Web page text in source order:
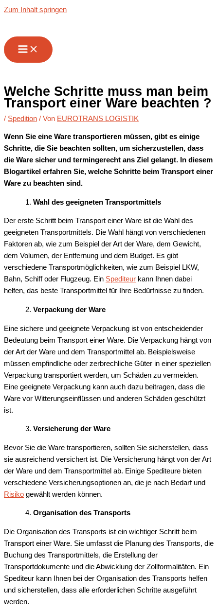
Zum Inhalt springen
Welche Schritte muss man beim
Transport einer Ware beachten ?
/ Spedition / Von EUROTRANS LOGISTIK
Wenn Sie eine Ware transportieren müssen, gibt es einige
Schritte, die Sie beachten sollten, um sicherzustellen, dass
die Ware sicher und termingerecht ans Ziel gelangt. In diesem
Blogartikel erfahren Sie, welche Schritte beim Transport einer
Ware zu beachten sind.
Wahl des geeigneten Transportmittels
Der erste Schritt beim Transport einer Ware ist die Wahl des
geeigneten Transportmittels. Die Wahl hängt von verschiedenen
Faktoren ab, wie zum Beispiel der Art der Ware, dem Gewicht,
dem Volumen, der Entfernung und dem Budget. Es gibt
verschiedene Transportmöglichkeiten, wie zum Beispiel LKW,
Bahn, Schiff oder Flugzeug. Ein Spediteur kann Ihnen dabei
helfen, das beste Transportmittel für Ihre Bedürfnisse zu finden.
Verpackung der Ware
Eine sichere und geeignete Verpackung ist von entscheidender
Bedeutung beim Transport einer Ware. Die Verpackung hängt von
der Art der Ware und dem Transportmittel ab. Beispielsweise
müssen empfindliche oder zerbrechliche Güter in einer speziellen
Verpackung transportiert werden, um Schäden zu vermeiden.
Eine geeignete Verpackung kann auch dazu beitragen, dass die
Ware vor Witterungseinflüssen und anderen Schäden geschützt
ist.
Versicherung der Ware
Bevor Sie die Ware transportieren, sollten Sie sicherstellen, dass
sie ausreichend versichert ist. Die Versicherung hängt von der Art
der Ware und dem Transportmittel ab. Einige Spediteure bieten
verschiedene Versicherungsoptionen an, die je nach Bedarf und
Risiko gewählt werden können.
Organisation des Transports
Die Organisation des Transports ist ein wichtiger Schritt beim
Transport einer Ware. Sie umfasst die Planung des Transports, die
Buchung des Transportmittels, die Erstellung der
Transportdokumente und die Abwicklung der Zollformalitäten. Ein
Spediteur kann Ihnen bei der Organisation des Transports helfen
und sicherstellen, dass alle erforderlichen Schritte ausgeführt
werden.